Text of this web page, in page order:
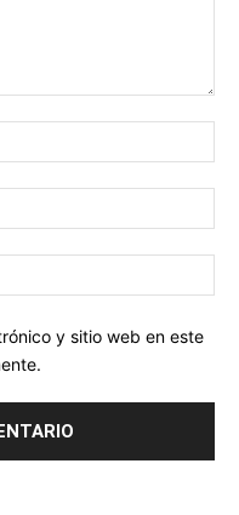
y sitio web en este